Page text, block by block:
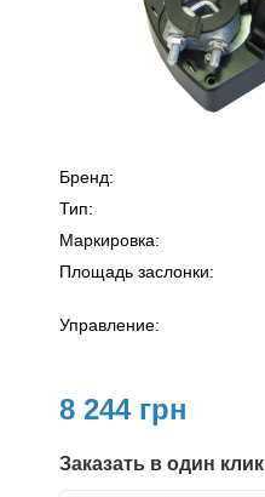
Бренд:
Тип:
Маркировка:
Площадь заслонки:
Управление:
8 244 грн
Заказать в один клик